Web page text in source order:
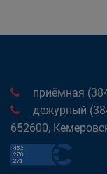
приёмная
дежурный
652600,